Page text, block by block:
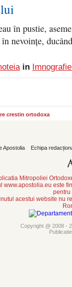
în pustie,
nevoințe,
in
crestin ortodoxa
Apostolia Echipa
Mitropoliei
www.apostolia.eu este
pentru
acestui website nu
Copyright @ 2008 -